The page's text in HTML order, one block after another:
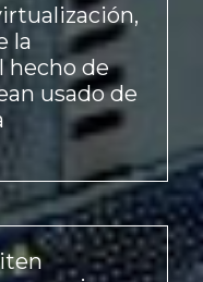
la
hecho de
usado de